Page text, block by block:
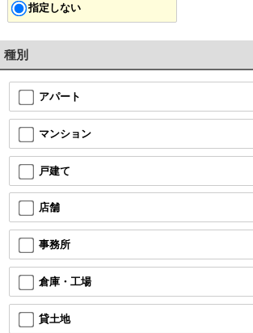
指定しない
種別
アパート
マンション
戸建て
店舗
事務所
倉庫・工場
貸土地